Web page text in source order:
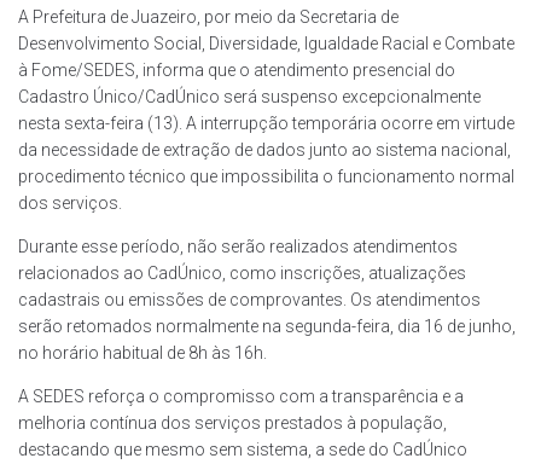
A Prefeitura de Juazeiro, por meio da Secretaria de
Desenvolvimento Social, Diversidade, Igualdade Racial e Combate
à Fome/SEDES, informa que o atendimento presencial do
Cadastro Único/CadÚnico será suspenso excepcionalmente
nesta sexta-feira (13). A interrupção temporária ocorre em virtude
da necessidade de extração de dados junto ao sistema nacional,
procedimento técnico que impossibilita o funcionamento normal
dos serviços.
Durante esse período, não serão realizados atendimentos
relacionados ao CadÚnico, como inscrições, atualizações
cadastrais ou emissões de comprovantes. Os atendimentos
serão retomados normalmente na segunda-feira, dia 16 de junho,
no horário habitual de 8h às 16h.
A SEDES reforça o compromisso com a transparência e a
melhoria contínua dos serviços prestados à população,
destacando que mesmo sem sistema, a sede do CadÚnico